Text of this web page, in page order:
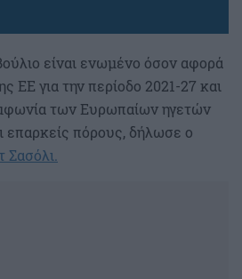
είναι ενωμένο όσον αφορά
ΕΕ για την περίοδο 2021-27 και
των Ευρωπαίων ηγετών
επαρκείς πόρους, δήλωσε ο
Σασόλι.